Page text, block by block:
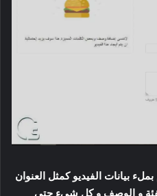
بيانات الفيديو كمثل العنوان
و الوصف و كل شىء حتى